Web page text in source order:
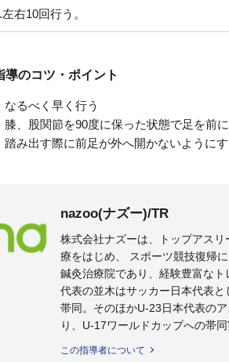
左右10回行う。
導のコツ・ポイント
なるべく早く行う
膝、股関節を90度に保った状態で足を前
踏み出す際に前足が外へ開かないように
nazoo(ナズー)/TR
株式会社ナズーは、トップアス
療をはじめ、 スポーツ競技復帰
鍼灸治療院であり、経験豊富なト
代表の並木はサッカー日本代表
帯同。そのほかU-23日本代表の
り、U-17ワールドカップへの帯同
この指導者について